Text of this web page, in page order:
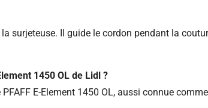
surjeteuse. Il guide le cordon pendant la
1450 OL de Lidl ?
E-Element 1450 OL, aussi connue